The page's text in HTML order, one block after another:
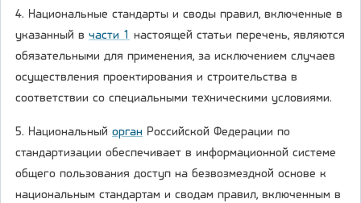
4. Национальные стандарты и своды правил, включенные в
указанный в части 1 настоящей статьи перечень, являются
обязательными для применения, за исключением случаев
осуществления проектирования и строительства в
соответствии со специальными техническими условиями.
5. Национальный орган Российской Федерации по
стандартизации обеспечивает в информационной системе
общего пользования доступ на безвозмездной основе к
национальным стандартам и сводам правил, включенным в